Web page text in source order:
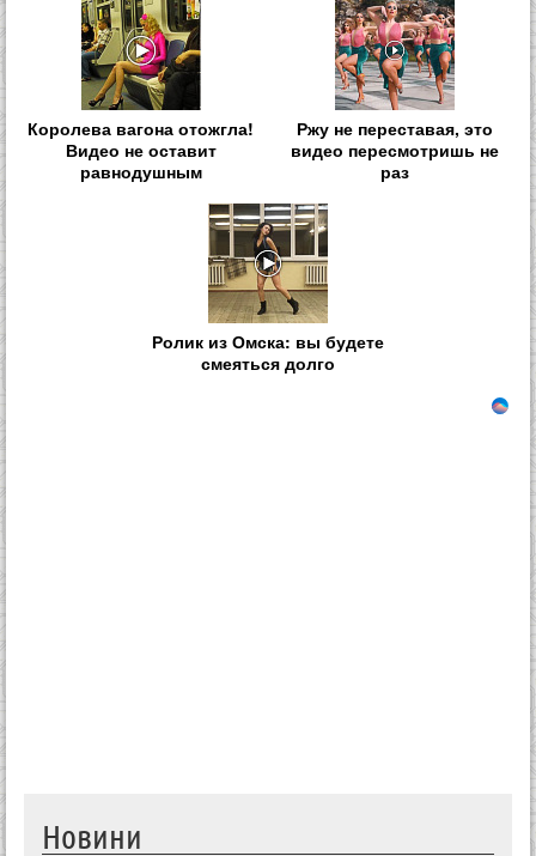
Королева вагона отожгла!
Видео не оставит
равнодушным
Ржу не переставая, это
видео пересмотришь не
раз
Ролик из Омска: вы будете
смеяться долго
Новини